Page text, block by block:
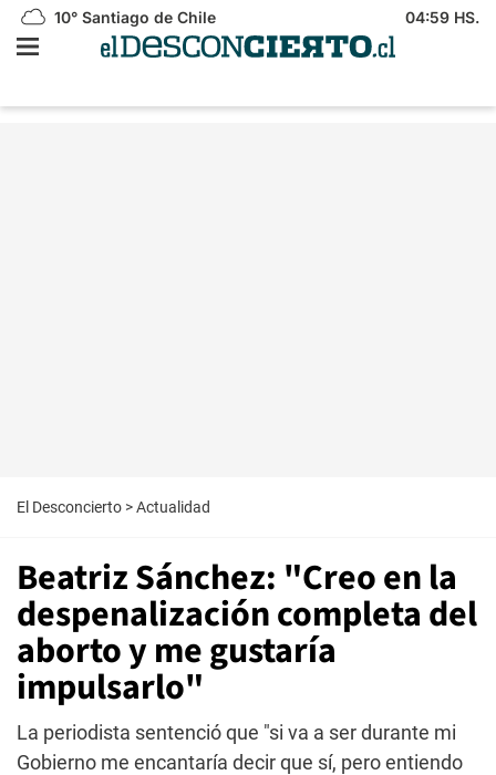
10° Santiago de Chile 04:59 HS.
El Desconcierto >Actualidad
Beatriz Sánchez: "Creo en la
despenalización completa del
aborto y me gustaría
impulsarlo"
La periodista sentenció que "si va a ser durante mi
Gobierno me encantaría decir que sí, pero entiendo